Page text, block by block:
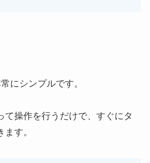
にシンプルです。
て操作を行うだけで、すぐにタ
す。